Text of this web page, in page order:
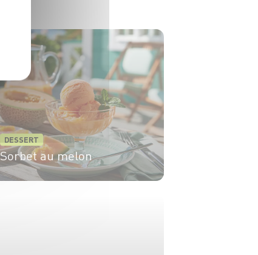
DESSERT
Sorbet au melon